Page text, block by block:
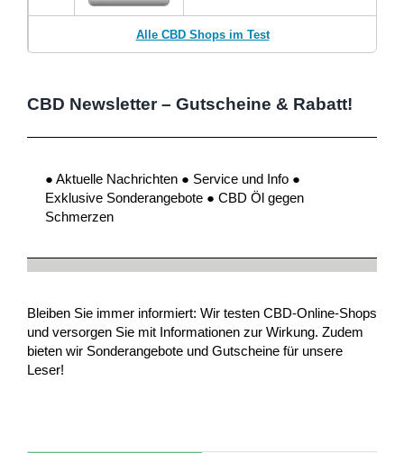
Alle CBD Shops im Test
CBD Newsletter – Gutscheine & Rabatt!
● Aktuelle Nachrichten ● Service und Info ●
Exklusive Sonderangebote ● CBD Öl gegen
Schmerzen
Bleiben Sie immer informiert: Wir testen CBD-Online-Shops
und versorgen Sie mit Informationen zur Wirkung. Zudem
bieten wir Sonderangebote und Gutscheine für unsere
Leser!